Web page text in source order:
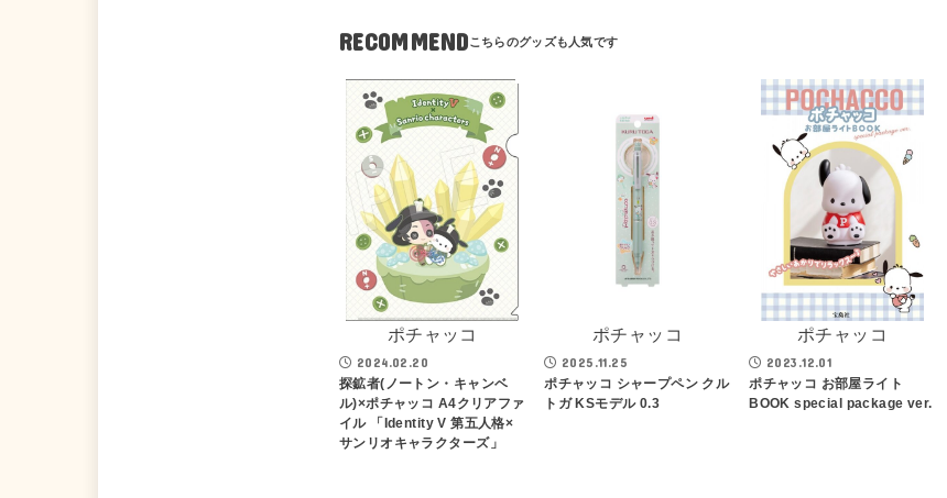
RECOMMEND
ポチャッコ
2024.02.20
探鉱者(ノートン・キャンベ
ル)×ポチャッコ A4クリアファ
イル 「Identity V 第五人格×
サンリオキャラクターズ」
ポチャッコ
2025.11.25
ポチャッコ シャープペン クル
トガ KSモデル 0.3
ポチャッコ
2023.12.01
ポチャッコ お部屋ライト
BOOK special package ver.